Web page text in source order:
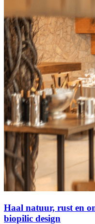
Haal natuur, rust en
biopilic design